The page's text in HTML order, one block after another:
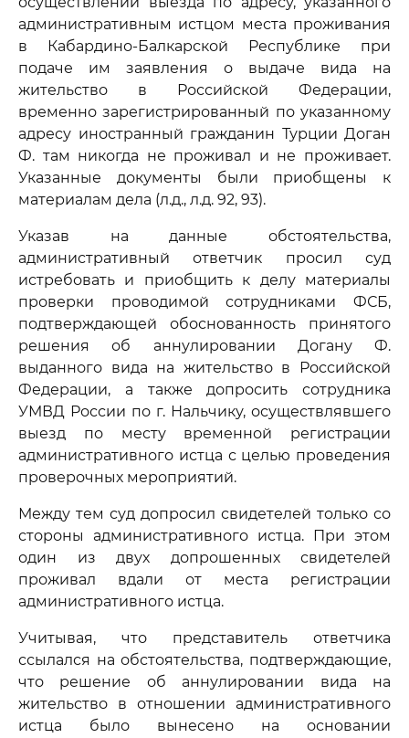
административным истцом места проживания
в Кабардино-Балкарской Республике при
подаче им заявления о выдаче вида на
жительство в Российской Федерации,
временно зарегистрированный по указанному
адресу иностранный гражданин Турции Доган
Ф. там никогда не проживал и не проживает.
Указанные документы были приобщены к
материалам дела (л.д., л.д. 92, 93).
Указав на данные обстоятельства,
административный ответчик просил суд
истребовать и приобщить к делу материалы
проверки проводимой сотрудниками ФСБ,
подтверждающей обоснованность принятого
решения об аннулировании Догану Ф.
выданного вида на жительство в Российской
Федерации, а также допросить сотрудника
УМВД России по г. Нальчику, осуществлявшего
выезд по месту временной регистрации
административного истца с целью проведения
проверочных мероприятий.
Между тем суд допросил свидетелей только со
стороны административного истца. При этом
один из двух допрошенных свидетелей
проживал вдали от места регистрации
административного истца.
Учитывая, что представитель ответчика
ссылался на обстоятельства, подтверждающие,
что решение об аннулировании вида на
жительство в отношении административного
истца было вынесено на основании